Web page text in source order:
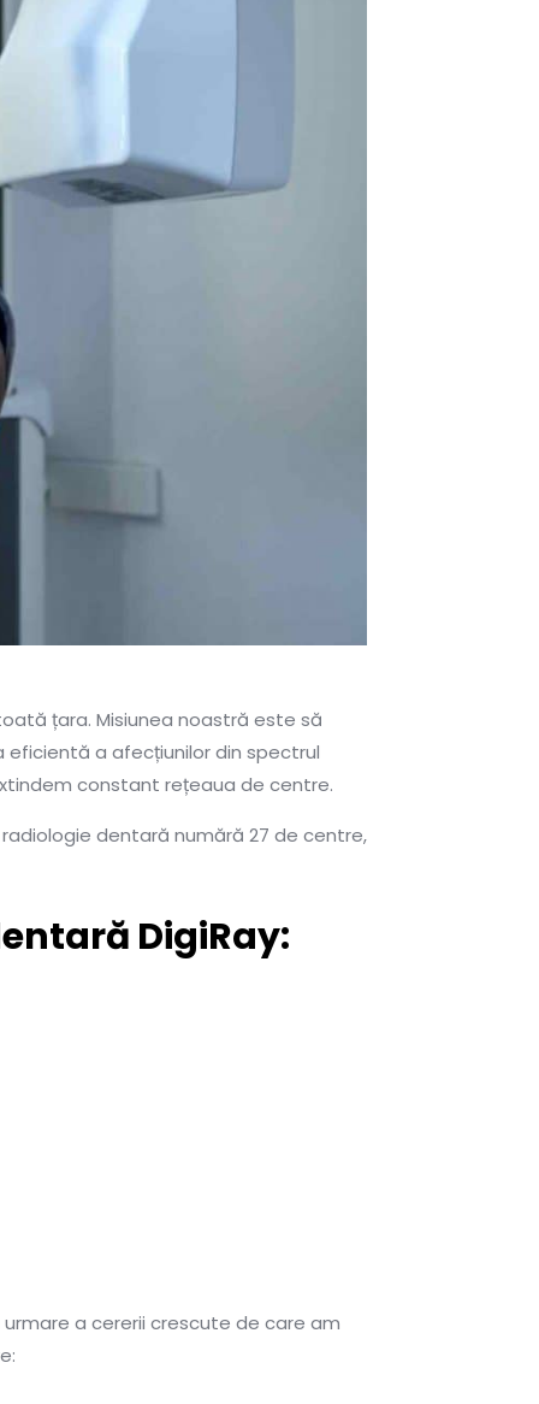
țara. Misiunea noastră este să
a afecțiunilor din spectrul
constant rețeaua de centre.
dentară numără 27 de centre,
DigiRay:
a cererii crescute de care am